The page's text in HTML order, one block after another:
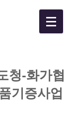
청-화가협
기증사업